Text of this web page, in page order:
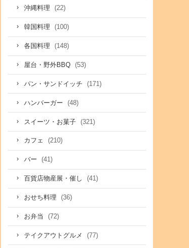
沖縄料理 (22)
韓国料理 (100)
各国料理 (148)
屋台・野外BBQ (53)
パン・サンドイッチ (171)
ハンバーガー (48)
スイーツ・お菓子 (321)
カフェ (210)
バー (41)
百貨店物産展・催し (41)
おせち料理 (36)
お弁当 (72)
テイクアウトグルメ (77)